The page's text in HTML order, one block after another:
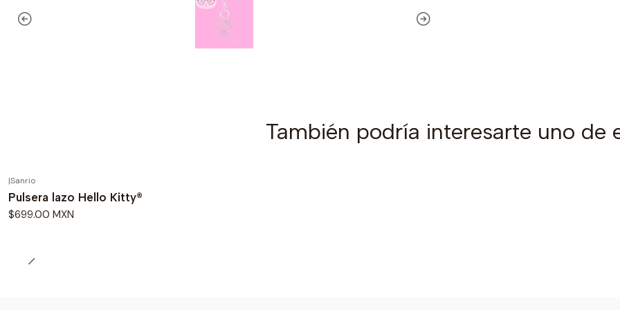
También podría interesarte uno de
|Sanrio
Pulsera lazo Hello Kitty®
$699.00 MXN